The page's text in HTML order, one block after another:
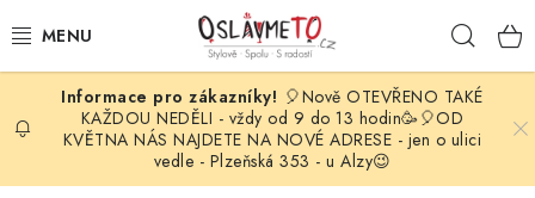
na
OSLAVA NAROZENIN
STYLOVÁ PARTY
🎈Nově OTEVŘENO TAKÉ
KAŽDOU NEDĚLI - vždy od 9 do 13 hodin🥳🎈OD
KVĚTNA NÁS NAJDETE NA NOVÉ ADRESE - jen o ulici
vedle - Plzeňská 353 - u Alzy😉